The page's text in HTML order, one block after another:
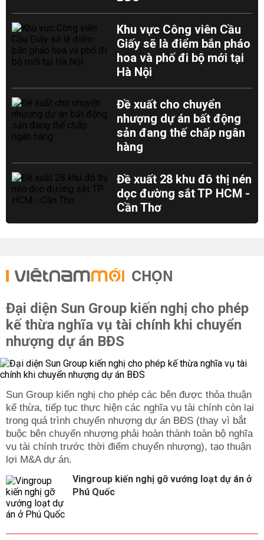
Khu vực Công viên Cầu
Giấy sẽ là điểm bắn pháo
hoa và phố đi bộ mới tại
Hà Nội
Đề xuất cho chuyển
nhượng dự án bất động
sản đang thế chấp ngân
hàng
Đề xuất 28 khu đô thị nén
dọc đường sắt TP HCM -
Cần Thơ
CHỌN
Đại diện Sun Group kiến nghị cho phép
kế thừa nghĩa vụ tài chính khi chuyển
nhượng dự án BĐS
Sun Group kiến nghị cho phép các bên được thỏa thuận
kế thừa, tiếp tục thực hiện các nghĩa vụ tài chính còn lại
trong quá trình chuyển nhượng dự án BĐS (thay vì bắt
buộc bên chuyển nhượng phải hoàn thành toàn bộ nghĩa
vụ tài chính trước thời điểm chuyển nhượng), tạo thuận
lợi M&A dự án.
Vingroup kiến nghị gỡ vướng loạt dự án ở
Phú Quốc